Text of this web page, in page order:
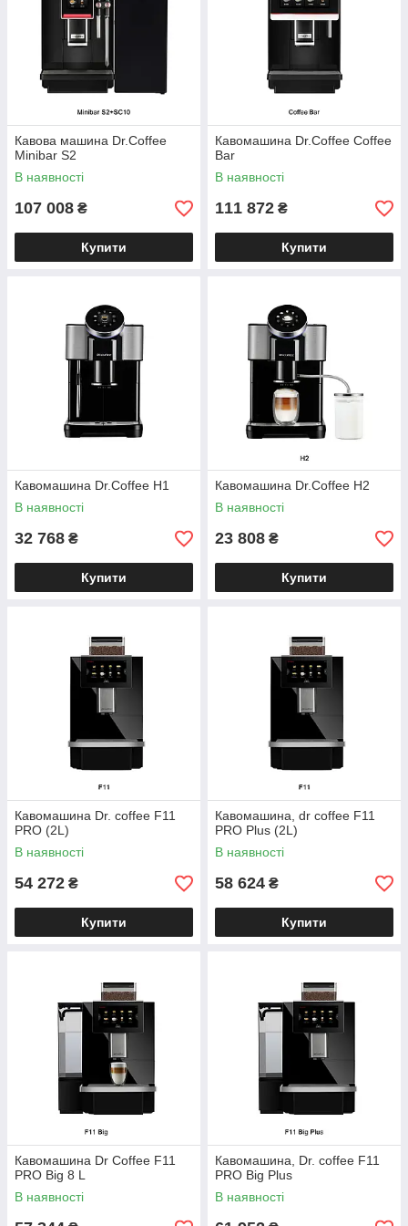
Знижки
нна опт, в
залежності від обсягу
замовлення!
Гарантійне та
обслуговування техніки від
«System coffee service»!
Якщо ви шукаєте надійне рішення для бізнесу, то
автомат для кави офіс – це саме те, що потрібно.
Такі машини економлять час, стабільно готують
улюблені напої та створюють атмосферу затишку
відмінні
фільтраційні кавомашини для тих, хто
ТОП товарів з даної
категорії
Кавова машина Dr.Coffee
Minibar S2
В наявності
107 008 ₴
Купити
Кавомашина Dr.Coffee Coffee
Bar
В наявності
111 872 ₴
Купити
Кавомашина Dr.Coffee H1
В наявності
32 768 ₴
Купити
Кавомашина Dr.Coffee H2
В наявності
23 808 ₴
Купити
Кавомашина Dr. coffee F11
PRO (2L)
В наявності
54 272 ₴
Купити
Кавомашина, dr coffee F11
PRO Plus (2L)
В наявності
58 624 ₴
Купити
Кавомашина Dr Coffee F11
PRO Big 8 L
В наявності
Кавомашина, Dr. coffee F11
PRO Big Plus
В наявності